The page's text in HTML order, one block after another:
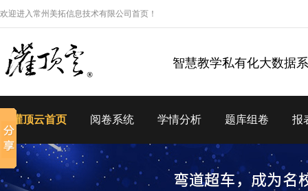
欢迎进入常州美拓信息技术有限公司首页！
智慧教学私有化大数据
灌顶云首页 阅卷系统 学情分析 题库组卷 报